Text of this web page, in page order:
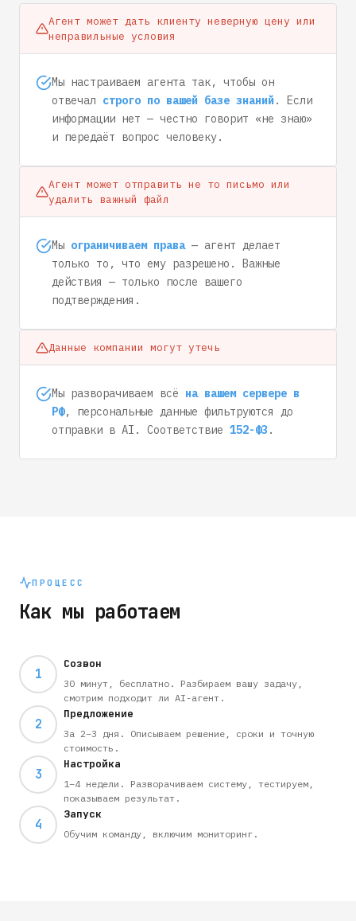
Агент может дать клиенту неверную цену или
неправильные условия
Мы настраиваем агента так, чтобы он
отвечал строго по вашей базе знаний. Если
информации нет — честно говорит «не знаю»
и передаёт вопрос человеку.
Агент может отправить не то письмо или
удалить важный файл
Мы ограничиваем права— агент делает
только то, что ему разрешено. Важные
действия — только после вашего
подтверждения.
Данные компании могут утечь
Мы разворачиваем всё на вашем сервере в
РФ, персональные данные фильтруются до
отправки в AI. Соответствие 152-ФЗ .
ПРОЦЕСС
Как мы работаем
1
Созвон
30 минут, бесплатно. Разбираем вашу задачу,
смотрим подходит ли AI-агент.
2
Предложение
За 2–3 дня. Описываем решение, сроки и точную
стоимость.
3
Настройка
1–4 недели. Разворачиваем систему, тестируем,
показываем результат.
4
Запуск
Обучим команду, включим мониторинг.